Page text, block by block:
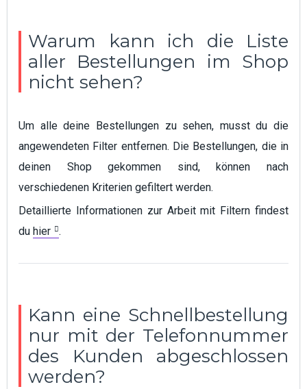
Warum kann ich die Liste
aller Bestellungen im Shop
nicht sehen?
Um alle deine Bestellungen zu sehen, musst du die
angewendeten Filter entfernen. Die Bestellungen, die in
deinen Shop gekommen sind, können nach
verschiedenen Kriterien gefiltert werden.
Detaillierte Informationen zur Arbeit mit Filtern findest
du hier .
Kann eine Schnellbestellung
nur mit der Telefonnummer
des Kunden abgeschlossen
werden?